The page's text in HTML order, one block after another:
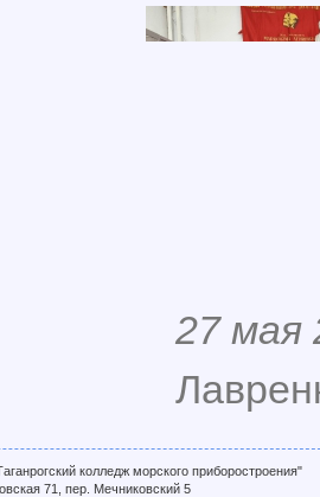
27 мая
колледж морского приборостроения"
71, пер. Мечниковский 5